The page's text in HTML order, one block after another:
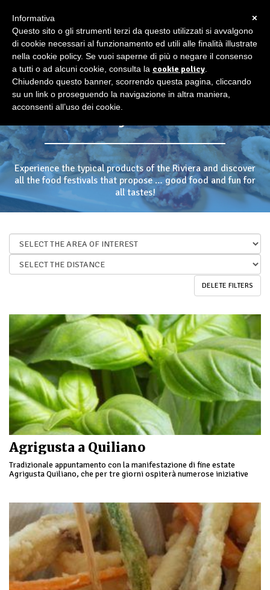
Food festivals
Experience the typical products of the Riviera and discover
all the food festivals that propose … good food and fun for
all tastes!
DELETE FILTERS
Agrigusta a Quiliano
Tradizionale appuntamento con la manifestazione di fine estate
Agrigusta Quiliano, che per tre giorni ospiterà numerose iniziative
×
Informativa
Questo sito o gli strumenti terzi da questo utilizzati si avvalgono
di cookie necessari al funzionamento ed utili alle finalità illustrate
nella cookie policy. Se vuoi saperne di più o negare il consenso
a tutti o ad alcuni cookie, consulta la cookie policy
Chiudendo questo banner, scorrendo questa pagina, cliccando
su un link o proseguendo la navigazione in altra maniera,
acconsenti all’uso dei cookie.